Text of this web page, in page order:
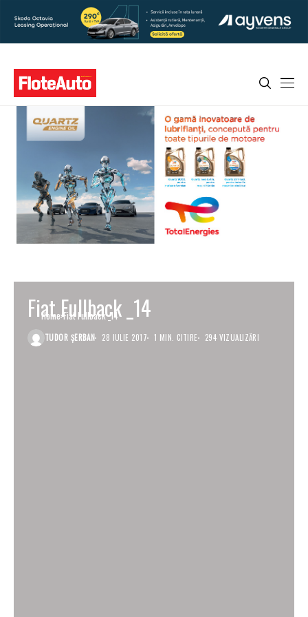
Home Fiat Fullback _14
Fiat Fullback _14
TUDOR ȘERBAN 28 IULIE 2017 1 MIN. CITIRE 294 VIZUALIZĂRI